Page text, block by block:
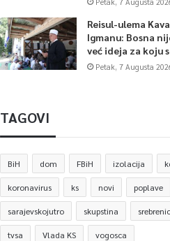
Reisul-ulema
Igmanu: Bosna
već ideja za koju
Petak, 7 Augusta
TAGOVI
BiH dom FBiH izolacija
koronavirus ks novi poplave
sarajevskojutro skupstina
tvsa Vlada KS vogosca